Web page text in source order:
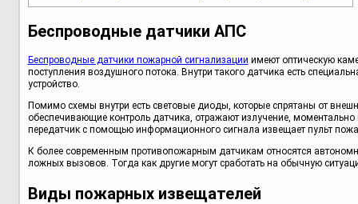
Беспроводные датчики АПС
Беспроводные датчики пожарной сигнализации имеют оптическую
поступления воздушного потока. Внутри такого датчика есть
устройство.
Помимо схемы внутри есть световые диоды, которые спрятаны от
обеспечивающие контроль датчика, отражают излучение,
передатчик с помощью информационного сигнала извещает пульт
К более современным противопожарным датчикам относятся
ложных вызовов. Тогда как другие могут сработать на обычную
Виды пожарных извещателей